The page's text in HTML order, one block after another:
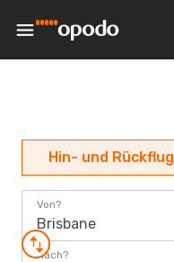
Hin- und Rückflug
Von?
Brisbane
Nach?